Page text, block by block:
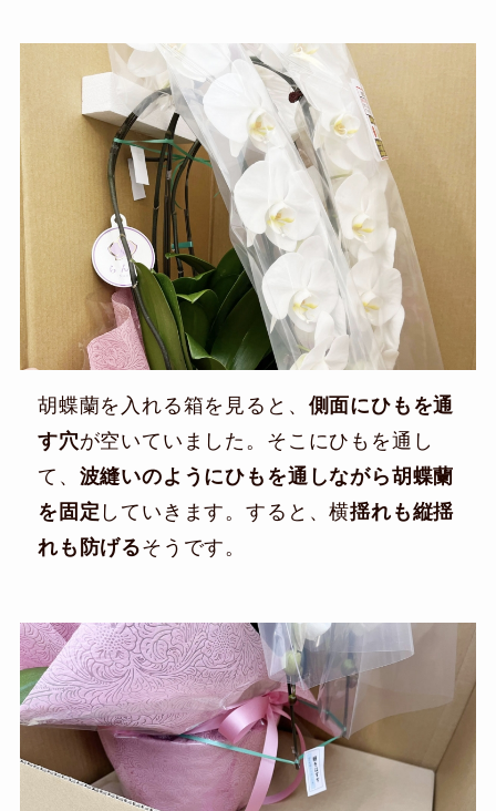
胡蝶蘭を入れる箱を見ると、 側面にひもを通
す穴が空いていました。そこにひもを通し
て、 波縫いのようにひもを通しながら胡蝶蘭
を固定 していきます。すると、横揺れも縦揺
れも防げるそうです。